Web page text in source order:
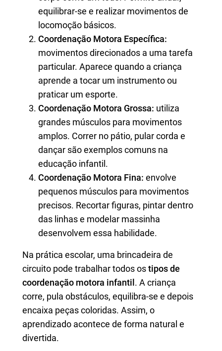
equilibrar-se e realizar movimentos de
locomoção básicos.
Coordenação Motora Específica:
movimentos direcionados a uma tarefa
particular. Aparece quando a criança
aprende a tocar um instrumento ou
praticar um esporte.
Coordenação Motora Grossa: utiliza
grandes músculos para movimentos
amplos. Correr no pátio, pular corda e
dançar são exemplos comuns na
educação infantil.
Coordenação Motora Fina: envolve
pequenos músculos para movimentos
precisos. Recortar figuras, pintar dentro
das linhas e modelar massinha
desenvolvem essa habilidade.
Na prática escolar, uma brincadeira de
circuito pode trabalhar todos ostipos de
coordenação motora infantil. A criança
corre, pula obstáculos, equilibra-se e depois
encaixa peças coloridas. Assim, o
aprendizado acontece de forma natural e
divertida.